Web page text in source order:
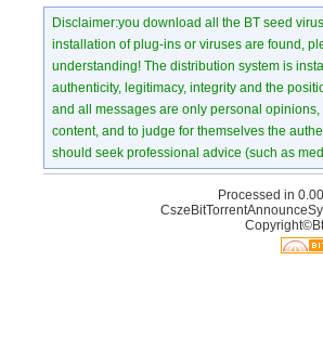
Disclaimer:you download all the BT seed
installation of plug-ins or viruses are found,
understanding! The distribution system is
authenticity, legitimacy, integrity and the
and all messages are only personal
content, and to judge for themselves the
should seek professional advice (such as
Processed in